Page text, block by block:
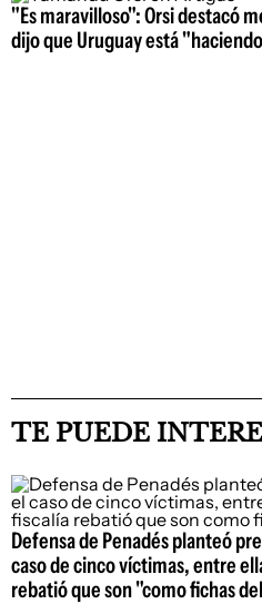
"Es maravilloso": Orsi destacó
dijo que Uruguay está
TE PUEDE
Defensa de Penadés planteó
caso de cinco víctimas, entre
rebatió que son "como fichas